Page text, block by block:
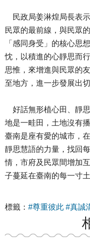
民政局姜淋煌局長表
民眾的最前線，與民眾
「感同身受」的核心思
忱，以積進的心靜思而
思惟，來增進與民眾的
至地方，進一步發展出
好話無形植心田、靜
地是一畦田，土地沒有
臺南是座有愛的城市，
靜思慧語的力量，找回
情，市府及民眾間增加
子蔓延在臺南的每一寸土
標籤： #尊重彼此 #真誠